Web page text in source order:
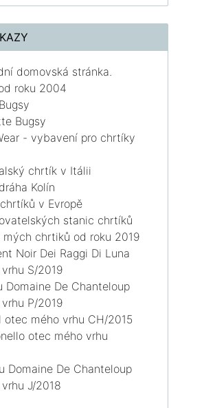
domovská stránka.
roku 2004
Bugsy
- vybavení pro chrtíky
chrtík v Itálii
Kolín
v Evropě
stanic chrtíků
mých chrtiků od roku 2019
Noir Dei Raggi Di Luna
S/2019
Domaine De Chanteloup
P/2019
otec mého vrhu CH/2015
otec mého vrhu
Domaine De Chanteloup
J/2018